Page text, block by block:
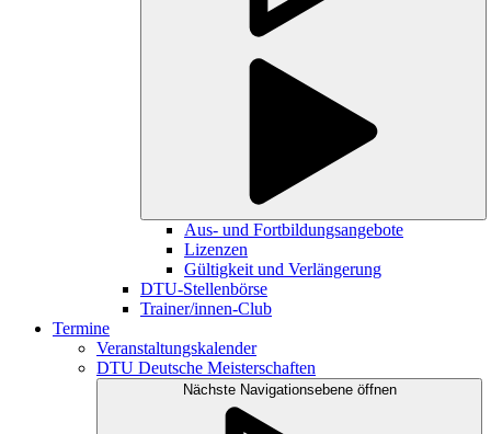
Aus- und Fortbildungsangebote
Lizenzen
Gültigkeit und Verlängerung
DTU-Stellenbörse
Trainer/innen-Club
Termine
Veranstaltungskalender
DTU Deutsche Meisterschaften
Nächste Navigationsebene öffnen